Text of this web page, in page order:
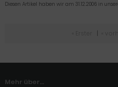
Diesen Artikel haben wir am 31.12.2006 in
Mehr über...